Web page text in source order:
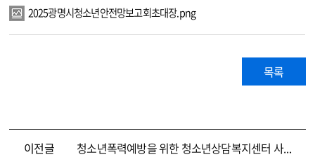
2025광명시청소년안전망보고회초대장.png
목록
이전글 청소년폭력예방을 위한 청소년상담복지센터 사업 소개